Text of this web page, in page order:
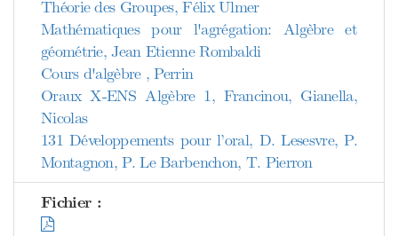
Théorie des Groupes, Félix Ulmer
Mathématiques pour l'agrégation: Algèbre et
géométrie, Jean Etienne Rombaldi
Cours d'algèbre , Perrin
Oraux X-ENS Algèbre 1, Francinou, Gianella,
Nicolas
131 Développements pour l’oral, D. Lesesvre, P.
Montagnon, P. Le Barbenchon, T. Pierron
Fichier :